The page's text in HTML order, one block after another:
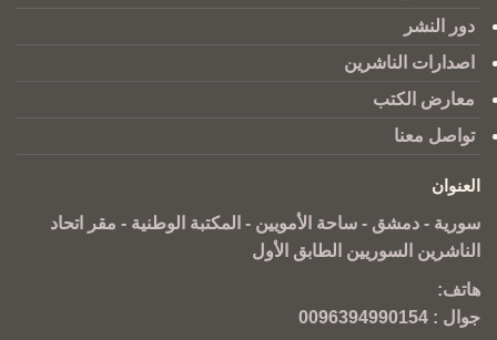
دور النشر
اصدارات الناشرين
معارض الكتب
تواصل معنا
العنوان
سورية - دمشق - ساحة الأمويين - المكتبة الوطنية - مقر اتحاد
الناشرين السوريين الطابق الأول
هاتف:
جوال : 0096394990154